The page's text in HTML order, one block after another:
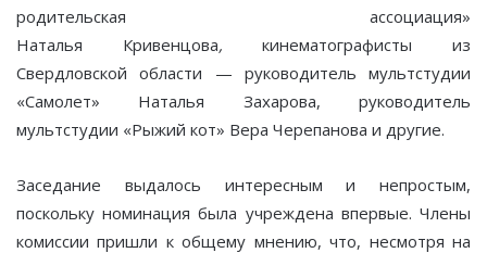
родительская ассоциация»
Наталья Кривенцова, кинематографисты из
Свердловской области — руководитель мультстудии
«Самолет» Наталья Захарова, руководитель
мультстудии «Рыжий кот» Вера Черепанова и другие.
Заседание выдалось интересным и непростым,
поскольку номинация была учреждена впервые. Члены
комиссии пришли к общему мнению, что, несмотря на